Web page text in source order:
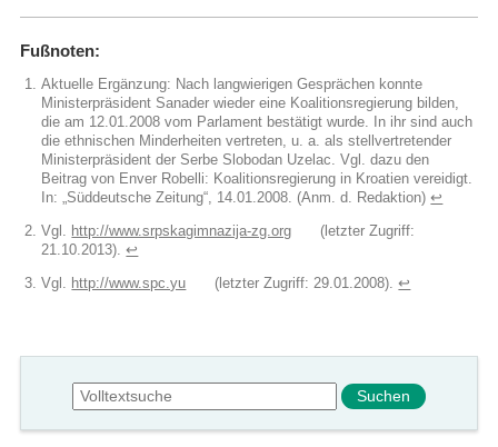
Fußnoten:
Aktuelle Ergänzung: Nach langwierigen Gesprächen konnte
Ministerpräsident Sanader wieder eine Koalitionsregierung bilden,
die am 12.01.2008 vom Parlament bestätigt wurde. In ihr sind auch
die ethnischen Minderheiten vertreten, u. a. als stellvertretender
Ministerpräsident der Serbe Slobodan Uzelac. Vgl. dazu den
Beitrag von Enver Robelli: Koalitionsregierung in Kroatien vereidigt.
In: „Süddeutsche Zeitung“, 14.01.2008. (Anm. d. Redaktion)↩︎
Vgl. http://www.srpskagimnazija-zg.org
(letzter Zugriff:
21.10.2013).↩︎
Vgl. http://www.spc.yu (letzter Zugriff: 29.01.2008).↩︎
Suchformular
Suche